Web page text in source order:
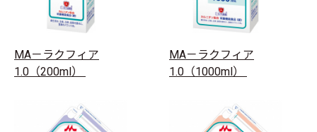
MA－ラクフィア
1.0（200ml）
MA－ラクフィア
1.0（1000ml）